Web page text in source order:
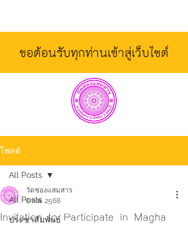
ขอต้อนรับทุกท่านเข้าสู่เว็บไซต์
โพสต์
All Posts
ประชาสัมพันธ์
All Posts
Invitation to Participate in Magha
วัดช่องแสมสาร
6 ก.พ. 2568